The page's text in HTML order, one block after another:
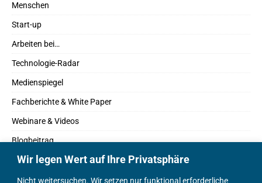
Wir legen Wert auf Ihre Privatsphäre
Nicht weitersuchen. Wir setzen nur funktional erforderliche
Menschen
Start-up
Arbeiten bei…
Technologie-Radar
Medienspiegel
Fachberichte & White Paper
Webinare & Videos
Blogbeitrag
Fachbücher
Marktreport